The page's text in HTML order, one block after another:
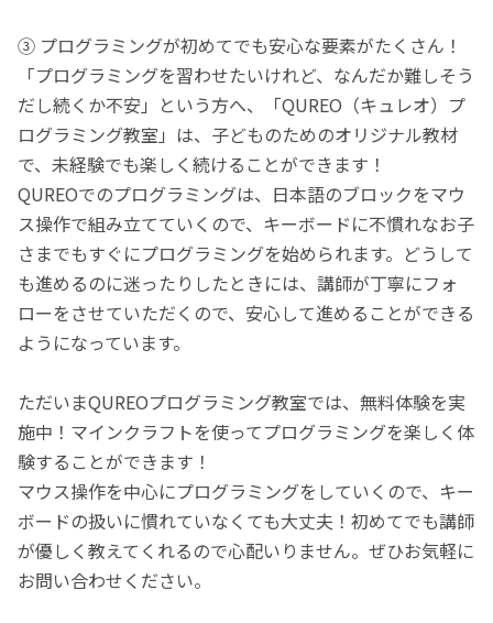
③ プログラミングが初めてでも安心な要素がたくさん！
「プログラミングを習わせたいけれど、なんだか難しそう
だし続くか不安」という方へ、「QUREO（キュレオ）プ
ログラミング教室」は、子どものためのオリジナル教材
で、未経験でも楽しく続けることができます！
QUREOでのプログラミングは、日本語のブロックをマウ
ス操作で組み立てていくので、キーボードに不慣れなお子
さまでもすぐにプログラミングを始められます。どうして
も進めるのに迷ったりしたときには、講師が丁寧にフォ
ローをさせていただくので、安心して進めることができる
ようになっています。
ただいまQUREOプログラミング教室では、無料体験を実
施中！マインクラフトを使ってプログラミングを楽しく体
験することができます！
マウス操作を中心にプログラミングをしていくので、キー
ボードの扱いに慣れていなくても大丈夫！初めてでも講師
が優しく教えてくれるので心配いりません。ぜひお気軽に
お問い合わせください。